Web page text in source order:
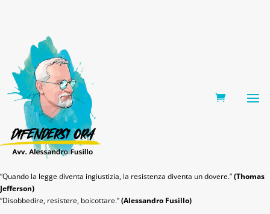
“Quando la legge diventa ingiustizia, la resistenza diventa un dovere.”(Thomas
Jefferson)
“Disobbedire, resistere, boicottare.”(Alessandro Fusillo)